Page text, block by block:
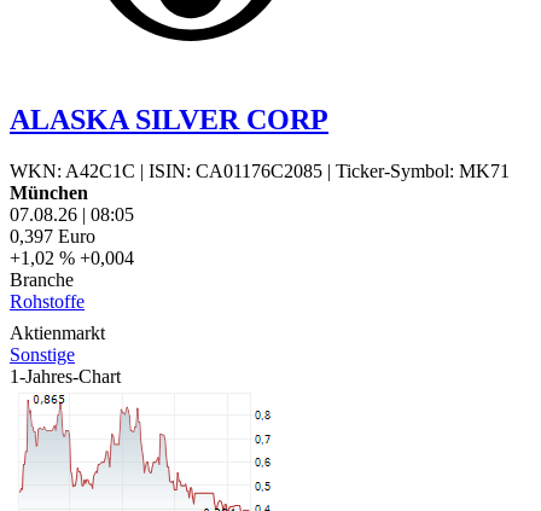
ALASKA SILVER CORP
WKN: A42C1C | ISIN: CA01176C2085 | Ticker-Symbol: MK71
München
07.08.26 | 08:05
0,397 Euro
+1,02 % +0,004
Branche
Rohstoffe
Aktienmarkt
Sonstige
1-Jahres-Chart